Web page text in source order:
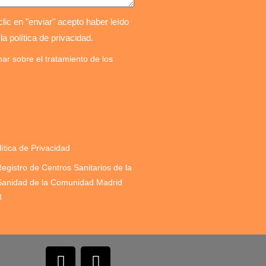
en "enviar" acepto haber leído
política de privacidad.
sobre el tratamiento de los
de Privacidad
de Centros Sanitarios de la
de la Comunidad Madrid